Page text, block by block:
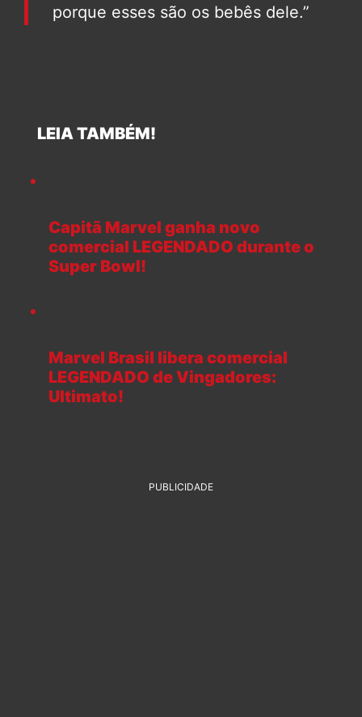
porque esses são os bebês dele.”
LEIA TAMBÉM!
Capitã Marvel ganha novo
comercial LEGENDADO durante o
Super Bowl!
Marvel Brasil libera comercial
LEGENDADO de Vingadores:
Ultimato!
PUBLICIDADE